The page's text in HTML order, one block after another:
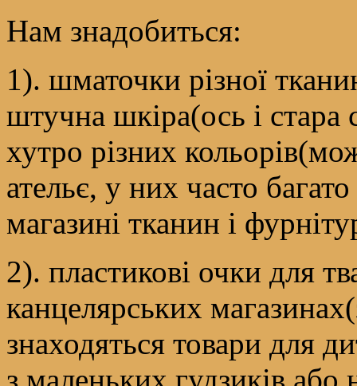
Нам знадобиться:
1). шматочки різної
штучна шкіра(ось і
хутро різних
ательє, у них часто
магазині тканин і
2). пластикові очки для
канцелярських
знаходяться товари для
з маленьких гудзиків або